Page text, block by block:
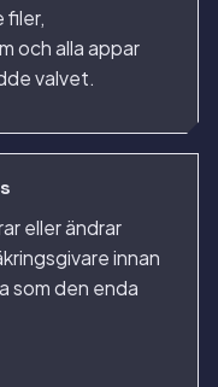
filer,
och alla appar
valvet.
eller ändrar
innan
som den enda